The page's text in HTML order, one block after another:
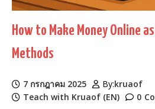
How to Make Money Online
Methods
7 กรกฎาคม 2025 By:kruaof
Teach with Kruaof (EN)
0